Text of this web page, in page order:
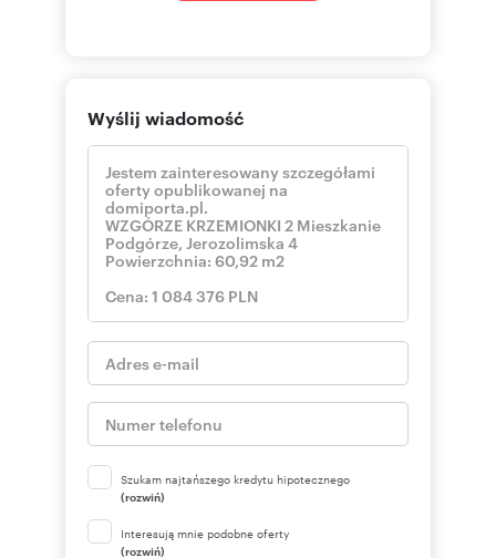
Wyślij wiadomość
Szukam najtańszego kredytu hipotecznego
(rozwiń)
Interesują mnie podobne oferty
(rozwiń)